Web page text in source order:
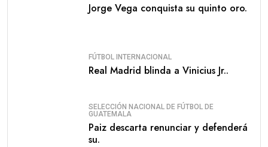
Jorge Vega conquista su quinto oro.
FÚTBOL INTERNACIONAL
Real Madrid blinda a Vinicius Jr..
SELECCIÓN NACIONAL DE FÚTBOL DE
GUATEMALA
Paiz descarta renunciar y defenderá
su.